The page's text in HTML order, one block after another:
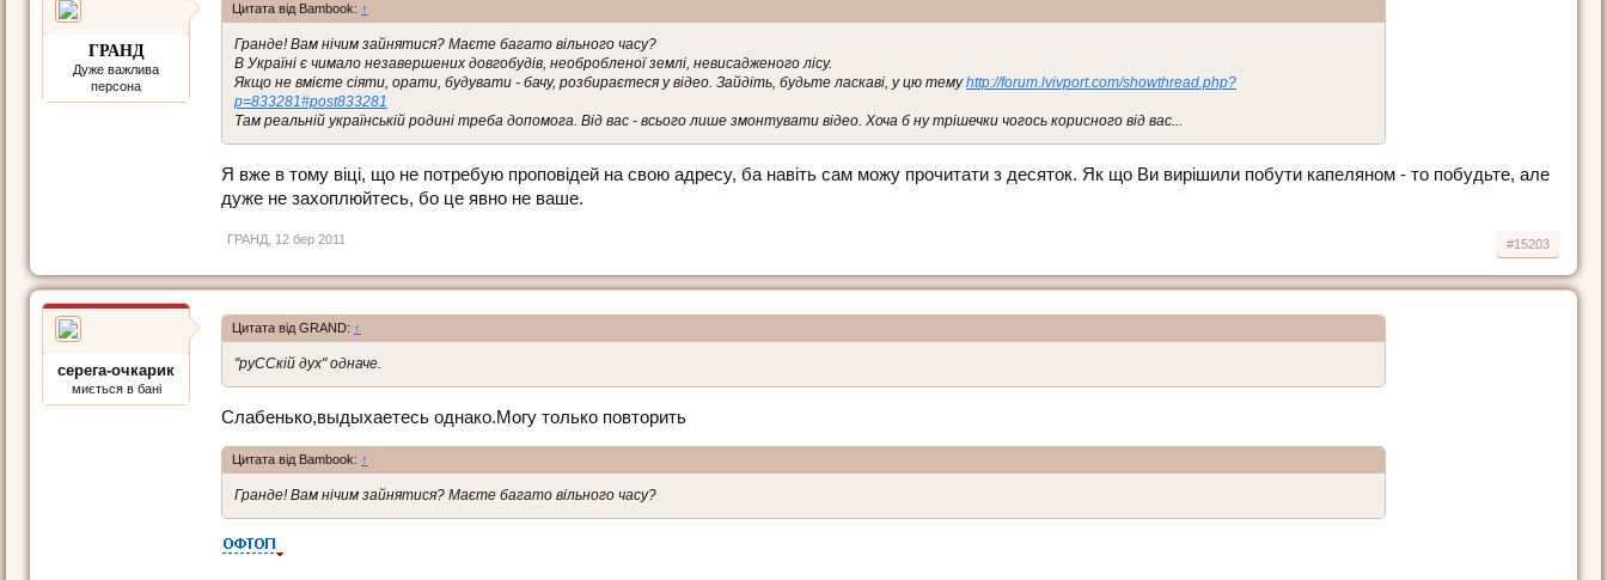
ГРАНД
Дуже важлива
персона
Цитата від Bambook: ↑
Гранде! Вам нічим зайнятися? Маєте багато вільного часу?
В Україні є чимало незавершених довгобудів, необробленої землі, невисадженого лісу.
Якщо не вмієте сіяти, орати, будувати - бачу, розбираєтеся у відео. Зайдіть, будьте ласкаві, у цю темуhttp://forum.lvivport.com/showthread.php?
p=833281#post833281
Там реальній українській родині треба допомога. Від вас - всього лише змонтувати відео. Хоча б ну трішечки чогось корисного від вас...
Я вже в тому віці, що не потребую проповідей на свою адресу, ба навіть сам можу прочитати з десяток. Як що Ви вирішили побути капеляном - то побудьте, але
дуже не захоплюйтесь, бо це явно не ваше.
ГРАНД 12 бер 2011 #15203
серега-очкарик
миється в бані
Цитата від GRAND: ↑
"руССкій дух" одначе.
Слабенько,выдыхаетесь однако.Могу только повторить
Цитата від Bambook: ↑
Гранде! Вам нічим зайнятися? Маєте багато вільного часу?